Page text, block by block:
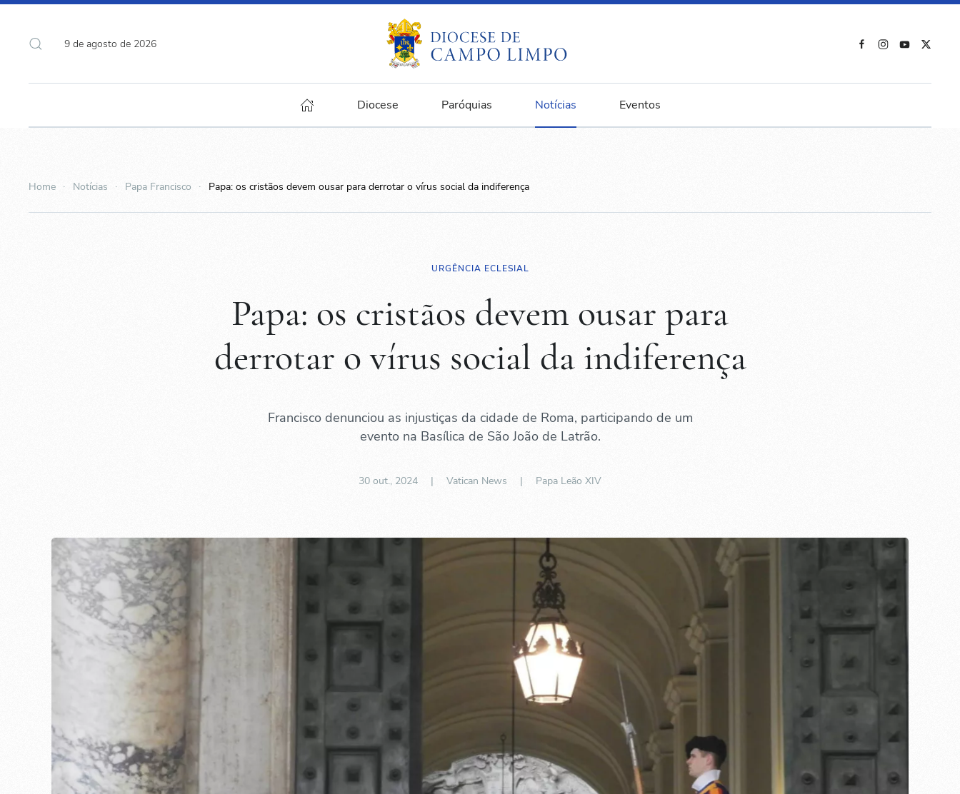
9 de agosto de 2026
Diocese Paróquias Notícias Eventos
Home Notícias Papa Francisco Papa: os cristãos devem ousar para derrotar o vírus social da indiferença
URGÊNCIA ECLESIAL
Papa: os cristãos devem ousar para
derrotar o vírus social da indiferença
Francisco denunciou as injustiças da cidade de Roma, participando de um
evento na Basílica de São João de Latrão.
30 out., 2024 | Vatican News | Papa Leão XIV